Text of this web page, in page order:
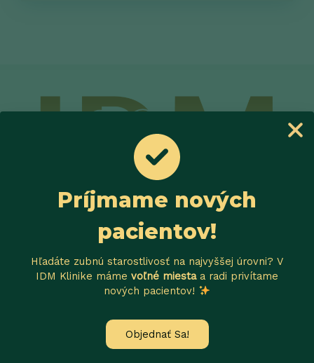
Príjmame nových
pacientov!
Hľadáte zubnú starostlivosť na najvyššej úrovni? V
IDM Klinike máme voľné miestaa radi privítame
nových pacientov!
Objednať Sa!
Zavolajte Nám
+421 919 065 035